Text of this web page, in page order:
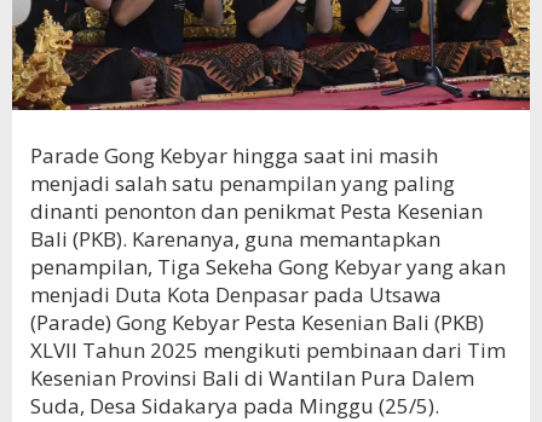
Parade Gong Kebyar hingga saat ini masih
menjadi salah satu penampilan yang paling
dinanti penonton dan penikmat Pesta Kesenian
Bali (PKB). Karenanya, guna memantapkan
penampilan, Tiga Sekeha Gong Kebyar yang akan
menjadi Duta Kota Denpasar pada Utsawa
(Parade) Gong Kebyar Pesta Kesenian Bali (PKB)
XLVII Tahun 2025 mengikuti pembinaan dari Tim
Kesenian Provinsi Bali di Wantilan Pura Dalem
Suda, Desa Sidakarya pada Minggu (25/5).